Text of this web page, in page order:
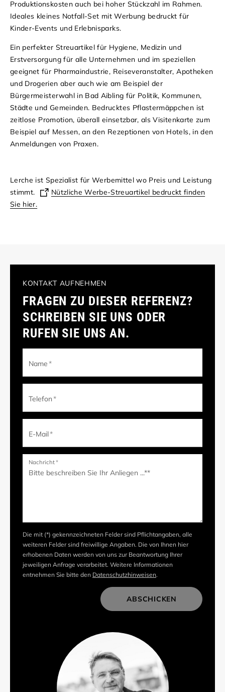
Produktionskosten auch bei hoher Stückzahl im Rahmen.
Ideales kleines Notfall-Set mit Werbung bedruckt für
Kinder-Events und Erlebnisparks.
Ein perfekter Streuartikel für Hygiene, Medizin und
Erstversorgung für alle Unternehmen und im speziellen
geeignet für Pharmaindustrie, Reiseveranstalter, Apotheken
und Drogerien aber auch wie am Beispiel der
Bürgermeisterwahl in Bad Aibling für Politik, Kommunen,
Städte und Gemeinden. Bedrucktes Pflastermäppchen ist
zeitlose Promotion, überall einsetzbar, als Visitenkarte zum
Beispiel auf Messen, an den Rezeptionen von Hotels, in den
Anmeldungen von Praxen.
Lerche ist Spezialist für Werbemittel wo Preis und Leistung
stimmt.
Nützliche Werbe-Streuartikel bedruckt finden
Sie hier.
KONTAKT AUFNEHMEN
FRAGEN ZU DIESER REFERENZ?
SCHREIBEN SIE UNS ODER
RUFEN SIE UNS AN.
Name*
Telefon*
E-Mail*
Nachricht*
Die mit (*) gekennzeichneten Felder sind Pflichtangaben, alle
weiteren Felder sind freiwillige Angaben. Die von Ihnen hier
erhobenen Daten werden von uns zur Beantwortung Ihrer
jeweiligen Anfrage verarbeitet. Weitere Informationen
entnehmen Sie bitte den Datenschutzhinweisen.
ABSCHICKEN